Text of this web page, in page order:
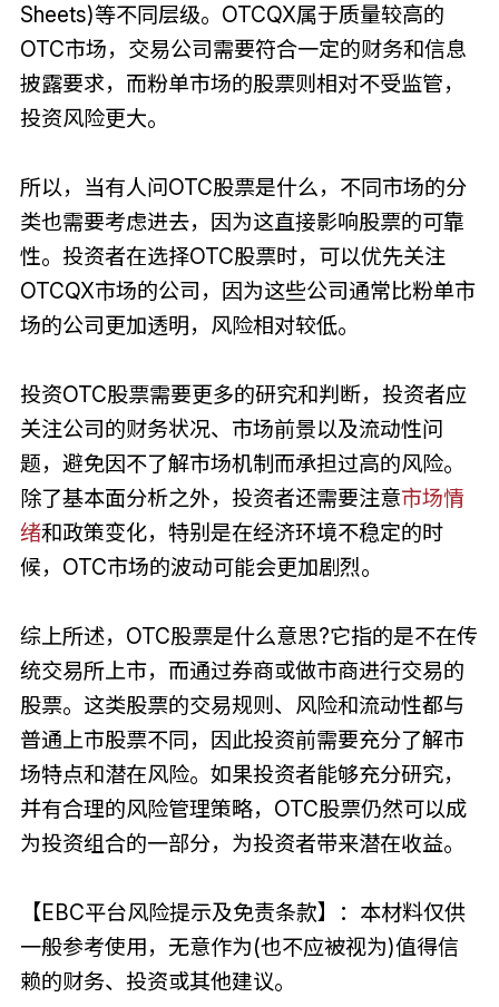
Sheets)等不同层级。OTCQX属于质量较高的
OTC市场，交易公司需要符合一定的财务和信息
披露要求，而粉单市场的股票则相对不受监管，
投资风险更大。
所以，当有人问OTC股票是什么，不同市场的分
类也需要考虑进去，因为这直接影响股票的可靠
性。投资者在选择OTC股票时，可以优先关注
OTCQX市场的公司，因为这些公司通常比粉单市
场的公司更加透明，风险相对较低。
投资OTC股票需要更多的研究和判断，投资者应
关注公司的财务状况、市场前景以及流动性问
题，避免因不了解市场机制而承担过高的风险。
除了基本面分析之外，投资者还需要注意市场情
绪和政策变化，特别是在经济环境不稳定的时
候，OTC市场的波动可能会更加剧烈。
综上所述，OTC股票是什么意思?它指的是不在传
统交易所上市，而通过券商或做市商进行交易的
股票。这类股票的交易规则、风险和流动性都与
普通上市股票不同，因此投资前需要充分了解市
场特点和潜在风险。如果投资者能够充分研究，
并有合理的风险管理策略，OTC股票仍然可以成
为投资组合的一部分，为投资者带来潜在收益。
【EBC平台风险提示及免责条款】：本材料仅供
一般参考使用，无意作为(也不应被视为)值得信
赖的财务、投资或其他建议。